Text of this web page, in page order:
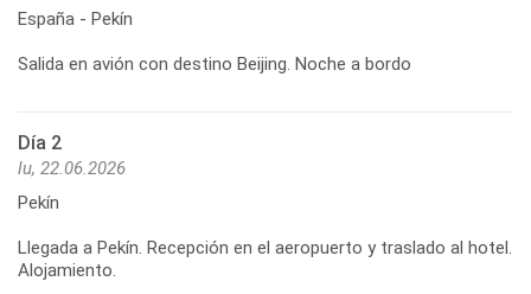
España - Pekín
Salida en avión con destino Beijing. Noche a bordo
Día 2
lu, 22.06.2026
Pekín
Llegada a Pekín. Recepción en el aeropuerto y traslado al hotel.
Alojamiento.